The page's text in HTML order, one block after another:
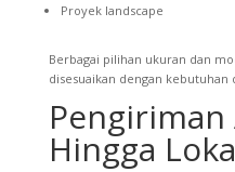
Proyek landscape
Berbagai pilihan ukuran dan
disesuaikan dengan kebutuhan
Pengiriman
Hingga